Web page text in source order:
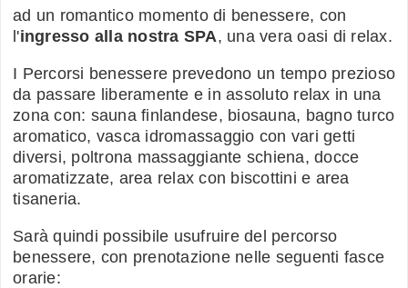
ad un romantico momento di benessere, con
l'ingresso alla nostra SPA, una vera oasi di relax.
I Percorsi benessere prevedono un tempo prezioso
da passare liberamente e in assoluto relax in una
zona con: sauna finlandese, biosauna, bagno turco
aromatico, vasca idromassaggio con vari getti
diversi, poltrona massaggiante schiena, docce
aromatizzate, area relax con biscottini e area
tisaneria.
Sarà quindi possibile usufruire del percorso
benessere, con prenotazione nelle seguenti fasce
orarie: